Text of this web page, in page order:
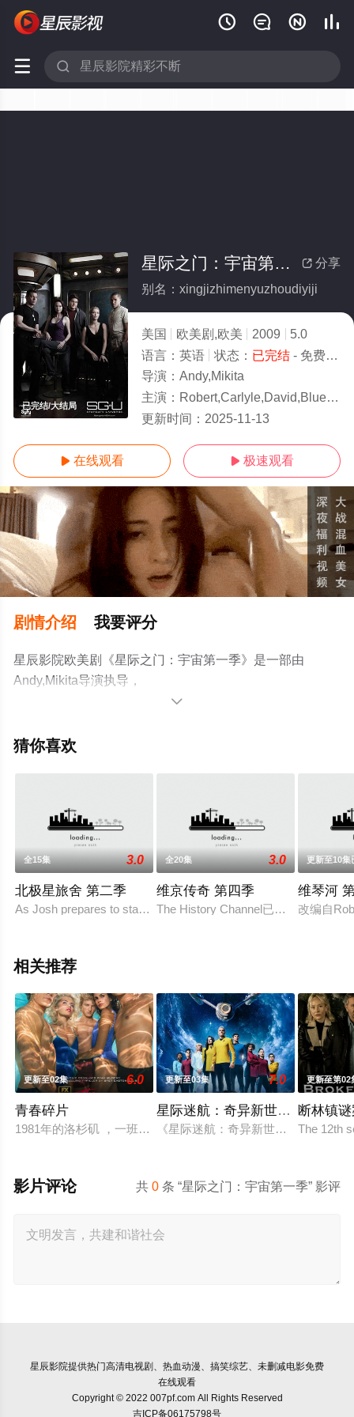
   
 
已完结/大结局
 分享
星际之门：宇宙第一季(全集)
别名：xingjizhimenyuzhoudiyiji
美国 欧美剧,欧美 2009
5.0
语言： 英语 状态： 已完结- 免费在线观看
导演： Andy,Mikita
主演： Robert,Carlyle,David,Blue,Justin,Louis,Jamil,Walker,Smith,Brian,J.,S
更新时间： 2025-11-13
 在线观看  极速观看
剧情介绍 我要评分
星辰影院欧美剧《星际之门：宇宙第一季》是一部由
Andy,Mikita导演执导，
结），手机免费观看高清无删减完整版电视剧全集就来星

猜你喜欢
全15集 3.0
北极星旅舍 第二季
As Josh prepares to start a new reality show at the l
全20集 3.0
维京传奇 第四季
The History Channel已续订《维京传
更新至10集
维琴河
改编自
相关推荐
更新至02集 6.0
青春碎片
1981年的洛杉矶 ，一班精英名校的高中生原本过住灿烂生活，
更新至03集 7.0
星际迷航：奇异新世界第四季
《星际迷航：奇异新世界》已续订第
更新至第02
断林镇
The 12th
共0 条 “星际之门：宇宙第一季” 影评
影片评论
星辰影院提供热门高清电视剧、热血动漫、搞笑综艺、未删减电影免费
在线观看
Copyright © 2022 007pf.com All Rights Reserved
吉ICP备06175798号